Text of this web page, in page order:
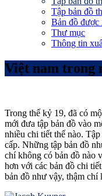
Tập bản đồ
Bản đồ được
Thư mục
Thông tin
Việt nam trong
Trong thế kỷ 19, đã có
mới đưa tập bản đồ vào
nhiều chi tiết thế nào.
cấp. Những tập bản đồ
chí không có bản đồ nào
hơn với các bản đồ chi
bản đồ như vậy, thậm